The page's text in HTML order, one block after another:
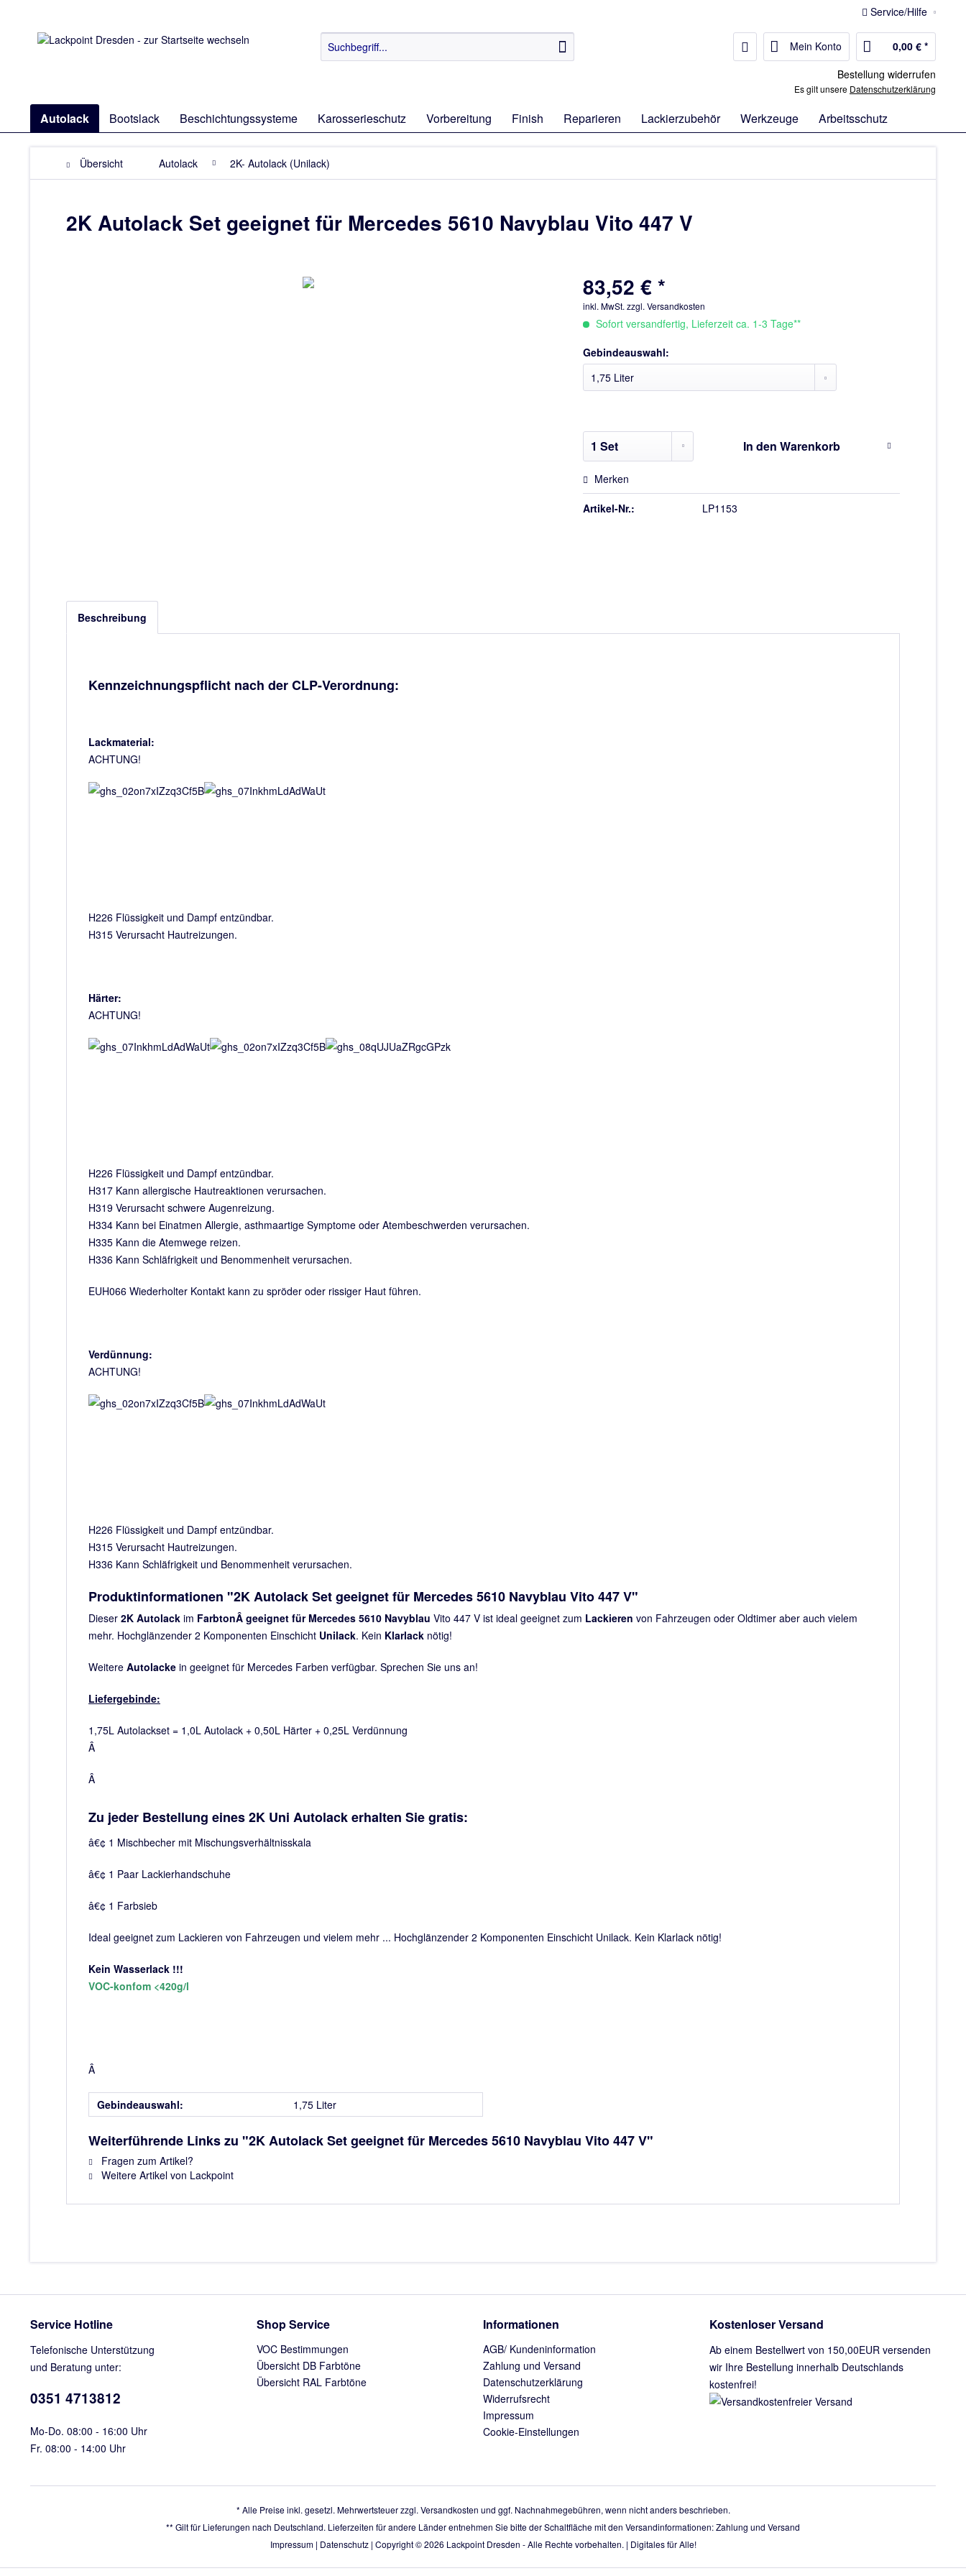
Service/Hilfe
Mein Konto
0,00 € *
Bestellung widerrufen
Es gilt unsere Datenschutzerklärung
Autolack Bootslack Beschichtungssysteme Karosserieschutz Vorbereitung Finish Reparieren Lackierzubehör Werkzeuge Arbeitsschutz
Übersicht Autolack 2K- Autolack (Unilack)
2K Autolack Set geeignet für Mercedes 5610 Navyblau Vito 447 V
83,52 € *
inkl. MwSt.zzgl. Versandkosten
Sofort versandfertig, Lieferzeit ca. 1-3 Tage**
Gebindeauswahl:
In den Warenkorb
Merken
Artikel-Nr.: LP1153
Beschreibung
Kennzeichnungspflicht nach der CLP-Verordnung:
Lackmaterial:
ACHTUNG!
H226 Flüssigkeit und Dampf entzündbar.
H315 Verursacht Hautreizungen.
Härter:
ACHTUNG!
H226 Flüssigkeit und Dampf entzündbar.
H317 Kann allergische Hautreaktionen verursachen.
H319 Verursacht schwere Augenreizung.
H334 Kann bei Einatmen Allergie, asthmaartige Symptome oder Atembeschwerden verursachen.
H335 Kann die Atemwege reizen.
H336 Kann Schläfrigkeit und Benommenheit verursachen.
EUH066 Wiederholter Kontakt kann zu spröder oder rissiger Haut führen.
Verdünnung:
ACHTUNG!
H226 Flüssigkeit und Dampf entzündbar.
H315 Verursacht Hautreizungen.
H336 Kann Schläfrigkeit und Benommenheit verursachen.
Produktinformationen "2K Autolack Set geeignet für Mercedes 5610 Navyblau Vito 447 V"
Dieser 2K Autolack im FarbtonÂ geeignet für Mercedes 5610 Navyblau Vito 447 V ist ideal geeignet zum Lackieren von Fahrzeugen oder Oldtimer aber auch vielem
mehr. Hochglänzender 2 Komponenten Einschicht Unilack. Kein Klarlack nötig!
Weitere Autolacke in geeignet für Mercedes Farben verfügbar. Sprechen Sie uns an!
Liefergebinde:
1,75L Autolackset = 1,0L Autolack + 0,50L Härter + 0,25L Verdünnung
Â
Â
Zu jeder Bestellung eines 2K Uni Autolack erhalten Siegratis:
â€¢ 1 Mischbecher mit Mischungsverhältnisskala
â€¢ 1 Paar Lackierhandschuhe
â€¢ 1 Farbsieb
Ideal geeignet zum Lackieren von Fahrzeugen und vielem mehr ... Hochglänzender 2 Komponenten Einschicht Unilack. Kein Klarlack nötig!
Kein Wasserlack !!!
VOC-konfom <420g/l
Â
Gebindeauswahl: 1,75 Liter
Weiterführende Links zu "2K Autolack Set geeignet für Mercedes 5610 Navyblau Vito 447 V"
Fragen zum Artikel?
Weitere Artikel von Lackpoint
Service Hotline
Telefonische Unterstützung
und Beratung unter:
0351 4713812
Mo-Do. 08:00 - 16:00 Uhr
Fr. 08:00 - 14:00 Uhr
Shop Service
VOC Bestimmungen
Übersicht DB Farbtöne
Übersicht RAL Farbtöne
Informationen
AGB/ Kundeninformation
Zahlung und Versand
Datenschutzerklärung
Widerrufsrecht
Impressum
Cookie-Einstellungen
Kostenloser Versand
Ab einem Bestellwert von 150,00EUR versenden
wir Ihre Bestellung innerhalb Deutschlands
kostenfrei!
* Alle Preise inkl. gesetzl. Mehrwertsteuer zzgl. Versandkosten und ggf. Nachnahmegebühren, wenn nicht anders beschrieben.
** Gilt für Lieferungen nach Deutschland. Lieferzeiten für andere Länder entnehmen Sie bitte der Schaltfläche mit den Versandinformationen:Zahlung und Versand
Impressum| Datenschutz| Copyright © 2026 Lackpoint Dresden - Alle Rechte vorbehalten. | Digitales für Alle!